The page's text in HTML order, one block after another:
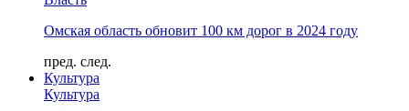
Омская область обновит 100 км дорог в 2024 году
пред. след.
Культура
Культура